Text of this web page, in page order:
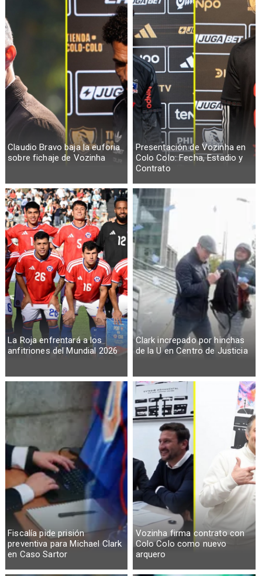
Claudio Bravo baja la euforia
sobre fichaje de Vozinha
Presentación de Vozinha en
Colo Colo: Fecha, Estadio y
Contrato
La Roja enfrentará a los
anfitriones del Mundial 2026
Clark increpado por hinchas
de la U en Centro de Justicia
Fiscalía pide prisión
preventiva para Michael Clark
en Caso Sartor
Vozinha firma contrato con
Colo Colo como nuevo
arquero